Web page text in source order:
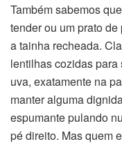
Também sabemos
tender ou um prato
a tainha recheada.
lentilhas cozidas
uva, exatamente na
manter alguma
espumante pulando
pé direito. Mas quem